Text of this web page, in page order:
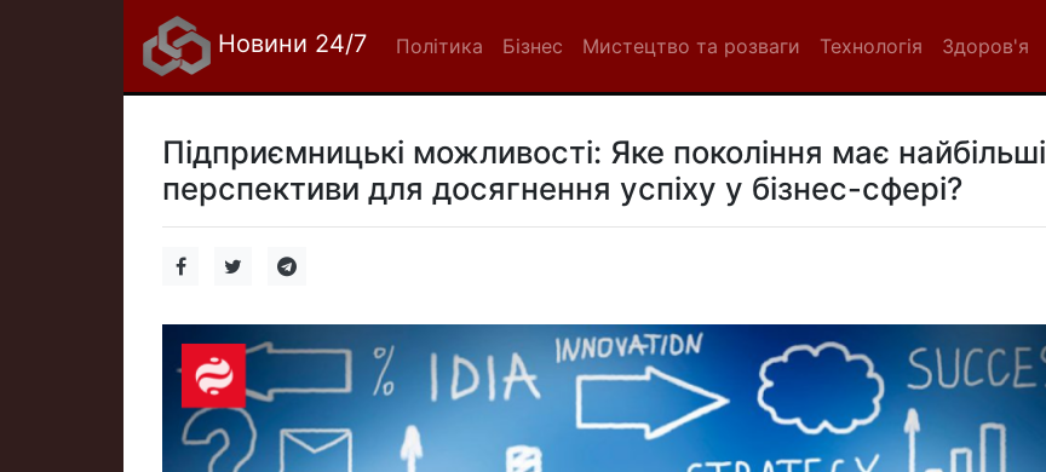
Новини 24/7 Політика Бізнес Мистецтво та розваги Технологія Здоров'я
Підприємницькі можливості: Яке покоління має найбільші
перспективи для досягнення успіху у бізнес-сфері?